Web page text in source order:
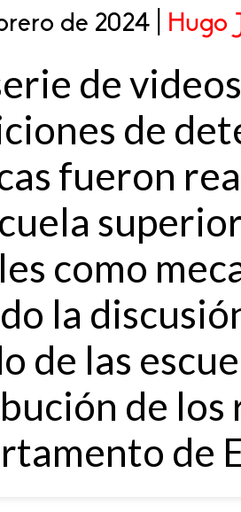
de 2024 | Hugo
de
de
fueron
como
la
de las
de los
de